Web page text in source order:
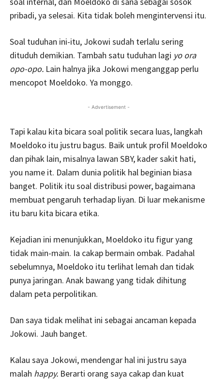
pribadi, ya selesai. Kita tidak boleh mengintervensi itu.
Soal tuduhan ini-itu, Jokowi sudah terlalu sering
dituduh demikian. Tambah satu tuduhan lagi yo ora
opo-opo. Lain halnya jika Jokowi menganggap perlu
mencopot Moeldoko. Ya monggo.
- Advertisement -
Tapi kalau kita bicara soal politik secara luas, langkah
Moeldoko itu justru bagus. Baik untuk profil Moeldoko
dan pihak lain, misalnya lawan SBY, kader sakit hati,
you name it. Dalam dunia politik hal beginian biasa
banget. Politik itu soal distribusi power, bagaimana
membuat pengaruh terhadap liyan. Di luar mekanisme
itu baru kita bicara etika.
Kejadian ini menunjukkan, Moeldoko itu figur yang
tidak main-main. Ia cakap bermain ombak. Padahal
sebelumnya, Moeldoko itu terlihat lemah dan tidak
punya jaringan. Anak bawang yang tidak dihitung
dalam peta perpolitikan.
Dan saya tidak melihat ini sebagai ancaman kepada
Jokowi. Jauh banget.
Kalau saya Jokowi, mendengar hal ini justru saya
malah happy. Berarti orang saya cakap dan kuat